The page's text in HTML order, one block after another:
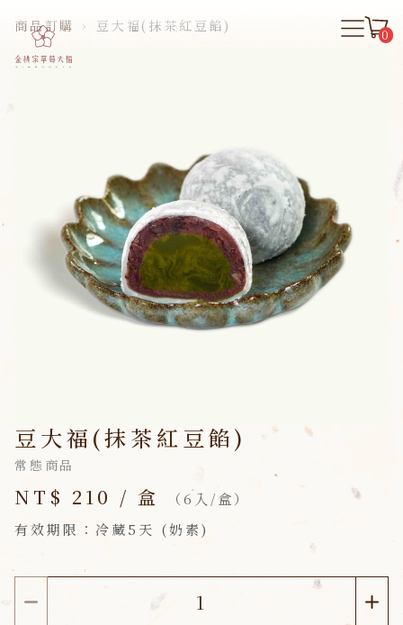
0
商品訂購 › 豆大福(抹茶紅豆餡)
豆大福(抹茶紅豆餡)
常態商品
NT$ 210 / 盒
（6入/盒）
有效期限：冷藏5天 (奶素)